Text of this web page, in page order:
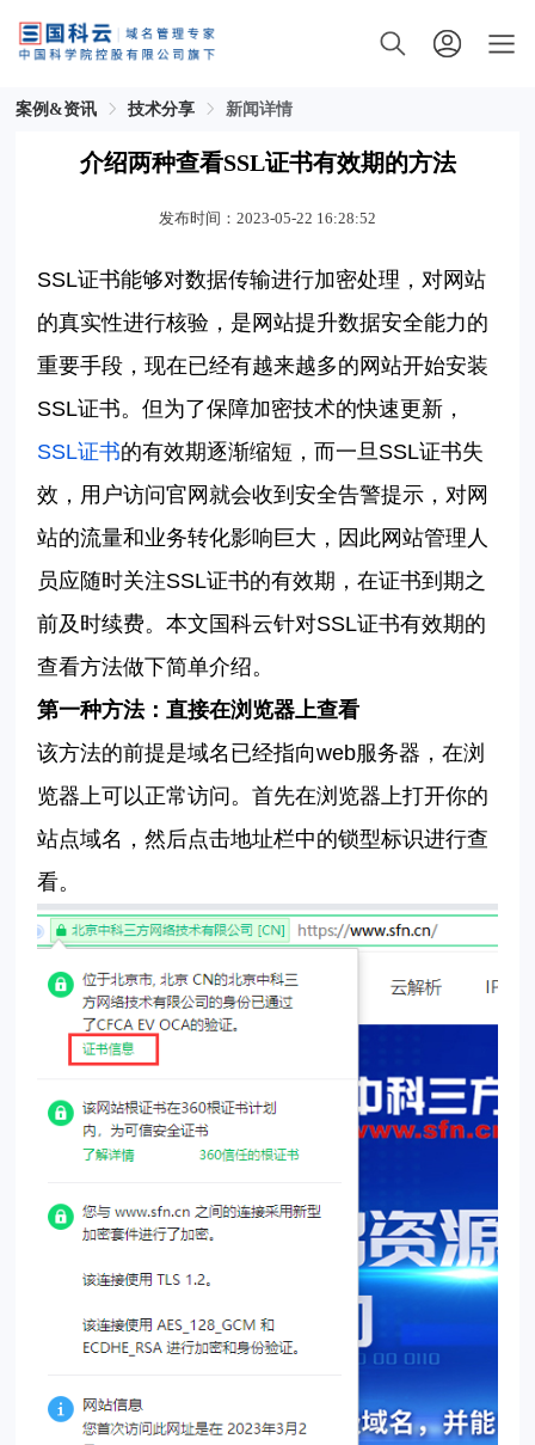
案例&资讯 技术分享 新闻详情
介绍两种查看SSL证书有效期的方法
发布时间：2023-05-22 16:28:52
SSL证书能够对数据传输进行加密处理，对网站
的真实性进行核验，是网站提升数据安全能力的
重要手段，现在已经有越来越多的网站开始安装
SSL证书。但为了保障加密技术的快速更新，
SSL证书的有效期逐渐缩短，而一旦SSL证书失
效，用户访问官网就会收到安全告警提示，对网
站的流量和业务转化影响巨大，因此网站管理人
员应随时关注SSL证书的有效期，在证书到期之
前及时续费。本文 国科云针对SSL证书有效期的
查看方法做下简单介绍。
第一种方法：直接在浏览器上查看
该方法的前提是域名已经指向web服务器，在浏
览器上可以正常访问。首先在浏览器上打开你的
站点域名，然后点击地址栏中的锁型标识进行查
看。